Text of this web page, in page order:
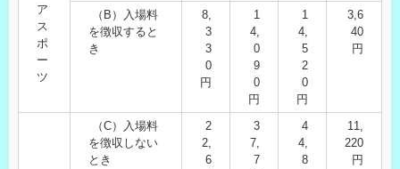
ア
ス
ポ
ー
ツ
（B）入場料
を徴収すると
き
8,
3
3
0
円
1
4,
0
9
0
円
1
4,
5
2
0
円
3,6
40
円
（C）入場料
を徴収しない
とき
2
2,
6
3
7,
7
4
4,
8
11,
220
円